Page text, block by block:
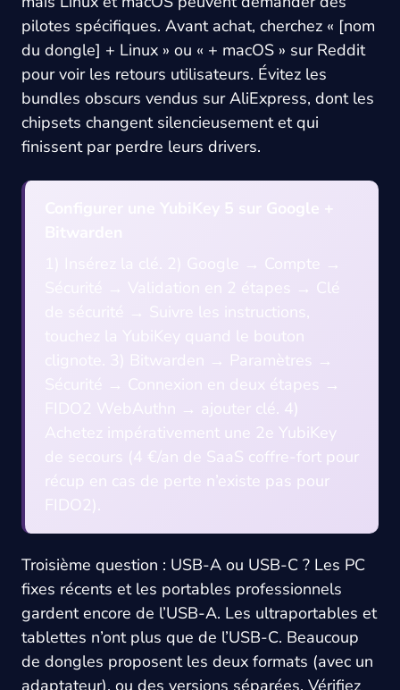
pilotes spécifiques. Avant achat, cherchez « [nom
du dongle] + Linux » ou « + macOS » sur Reddit
pour voir les retours utilisateurs. Évitez les
bundles obscurs vendus sur AliExpress, dont les
chipsets changent silencieusement et qui
finissent par perdre leurs drivers.
Configurer une YubiKey 5 sur Google +
1) Insérez la clé. 2) Google → Compte →
Sécurité → Validation en 2 étapes → Clé
de sécurité → Suivre les instructions,
touchez la YubiKey quand le bouton
clignote. 3) Bitwarden → Paramètres →
Sécurité → Connexion en deux étapes →
FIDO2 WebAuthn → ajouter clé. 4)
Achetez impérativement une 2e YubiKey
de secours (4 €/an de SaaS coffre-fort pour
récup en cas de perte n’existe pas pour
FIDO2).
Troisième question : USB-A ou USB-C ? Les PC
fixes récents et les portables professionnels
gardent encore de l’USB-A. Les ultraportables et
tablettes n’ont plus que de l’USB-C. Beaucoup
de dongles proposent les deux formats (avec un
adaptateur), ou des versions séparées. Vérifiez